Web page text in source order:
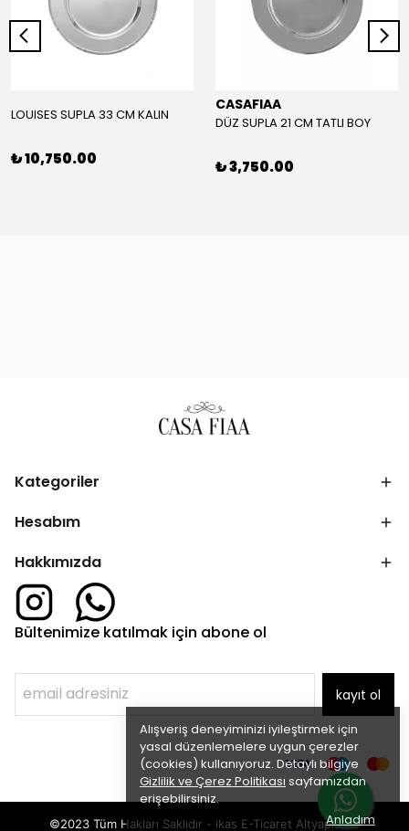
Alışveriş deneyiminizi iyileştirmek için
yasal düzenlemelere uygun çerezler
(cookies) kullanıyoruz. Detaylı bilgiye
Gizlilik ve Çerez Politikası sayfamızdan
erişebilirsiniz.
Anladım
LOUISES SUPLA 33 CM KALIN
₺ 10,750.00
CASAFIAA
DÜZ SUPLA 21 CM TATLI BOY
₺ 3,750.00
Kategoriler
Hesabım
Hakkımızda
Bültenimize katılmak için abone ol
kayıt ol
©2023 Tüm Hakları Saklıdır - ikas E-Ticaret Altyapısı ile